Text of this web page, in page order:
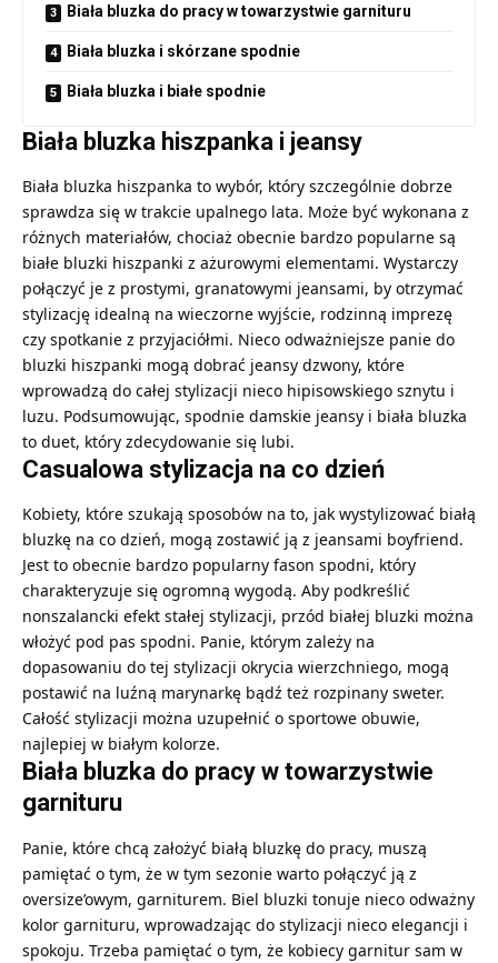
Biała bluzka do pracy w towarzystwie garnituru
Biała bluzka i skórzane spodnie
Biała bluzka i białe spodnie
Biała bluzka hiszpanka i jeansy
Biała bluzka hiszpanka to wybór, który szczególnie dobrze
sprawdza się w trakcie upalnego lata. Może być wykonana z
różnych materiałów, chociaż obecnie bardzo popularne są
białe bluzki hiszpanki z ażurowymi elementami. Wystarczy
połączyć je z prostymi, granatowymi jeansami, by otrzymać
stylizację idealną na wieczorne wyjście, rodzinną imprezę
czy spotkanie z przyjaciółmi. Nieco odważniejsze panie do
bluzki hiszpanki mogą dobrać jeansy dzwony, które
wprowadzą do całej stylizacji nieco hipisowskiego sznytu i
luzu. Podsumowując, spodnie damskie jeansy i biała bluzka
to duet, który zdecydowanie się lubi.
Casualowa stylizacja na co dzień
Kobiety, które szukają sposobów na to, jak wystylizować białą
bluzkę na co dzień, mogą zostawić ją z jeansami boyfriend.
Jest to obecnie bardzo popularny fason spodni, który
charakteryzuje się ogromną wygodą. Aby podkreślić
nonszalancki efekt stałej stylizacji, przód białej bluzki można
włożyć pod pas spodni. Panie, którym zależy na
dopasowaniu do tej stylizacji okrycia wierzchniego, mogą
postawić na luźną marynarkę bądź też rozpinany sweter.
Całość stylizacji można uzupełnić o sportowe obuwie,
najlepiej w białym kolorze.
Biała bluzka do pracy w towarzystwie
garnituru
Panie, które chcą założyć białą bluzkę do pracy, muszą
pamiętać o tym, że w tym sezonie warto połączyć ją z
oversize’owym, garniturem. Biel bluzki tonuje nieco odważny
kolor garnituru, wprowadzając do stylizacji nieco elegancji i
spokoju. Trzeba pamiętać o tym, że kobiecy garnitur sam w